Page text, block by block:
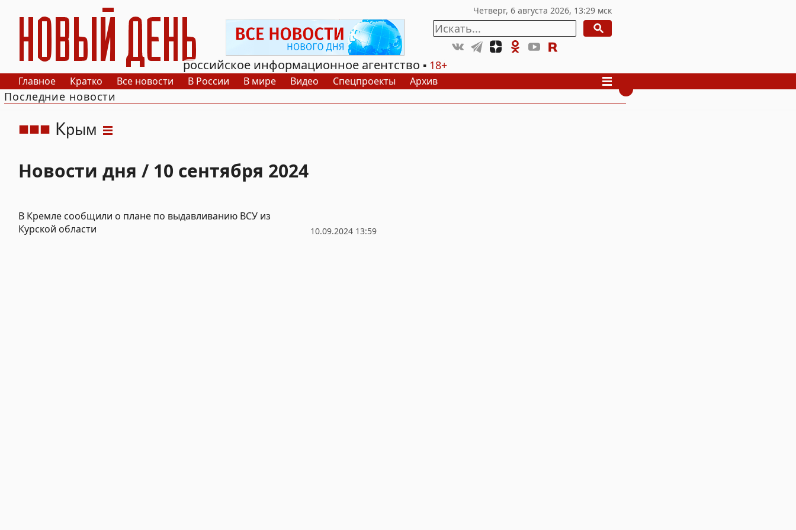
РИА Новый День
российское информационное агентство
18+
Главное Кратко Все новости В России В мире Видео Спецпроекты Архив
Последние новости
Крым
Новости дня / 10 сентября 2024
10.09.2024 13:59
В Кремле сообщили о плане по выдавливанию ВСУ из
Курской области